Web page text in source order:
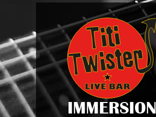
IMMERSION